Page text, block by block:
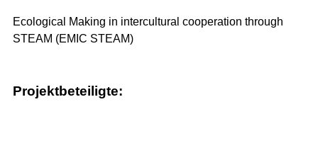
Ecological Making in intercultural cooperation through
STEAM (EMIC STEAM)
Projektbeteiligte: